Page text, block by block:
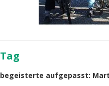
aufgepasst: